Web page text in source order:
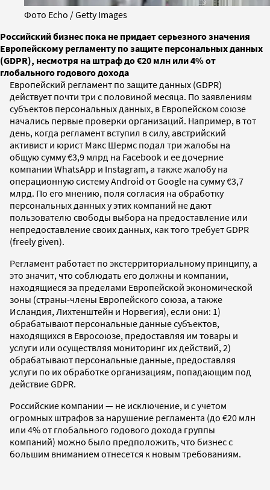
Фото Echo / Getty Images
Российский бизнес пока не придает серьезного значения
Европейскому регламенту по защите персональных данных
(GDPR), несмотря на штраф до €20 млн или 4% от
глобального годового дохода
Европейский регламент по защите данных (GDPR)
действует почти три с половиной месяца. По заявлениям
субъектов персональных данных, в Европейском союзе
начались первые проверки организаций. Например, в тот
день, когда регламент вступил в силу, австрийский
активист и юрист Макс Шермс подал три жалобы на
общую сумму €3,9 млрд на Facebook и ее дочерние
компании WhatsApp и Instagram, а также жалобу на
операционную систему Android от Google на сумму €3,7
млрд. По его мнению, поля согласия на обработку
персональных данных у этих компаний не дают
пользователю свободы выбора на предоставление или
непредоставление своих данных, как того требует GDPR
(freely given).
Регламент работает по экстерриториальному принципу, а
это значит, что соблюдать его должны и компании,
находящиеся за пределами Европейской экономической
зоны (страны-члены Европейского союза, а также
Исландия, Лихтенштейн и Норвегия), если они: 1)
обрабатывают персональные данные субъектов,
находящихся в Евросоюзе, предоставляя им товары и
услуги или осуществляя мониторинг их действий, 2)
обрабатывают персональные данные, предоставляя
услуги по их обработке организациям, попадающим под
действие GDPR.
Российские компании — не исключение, и с учетом
огромных штрафов за нарушение регламента (до €20 млн
или 4% от глобального годового дохода группы
компаний) можно было предположить, что бизнес с
большим вниманием отнесется к новым требованиям.